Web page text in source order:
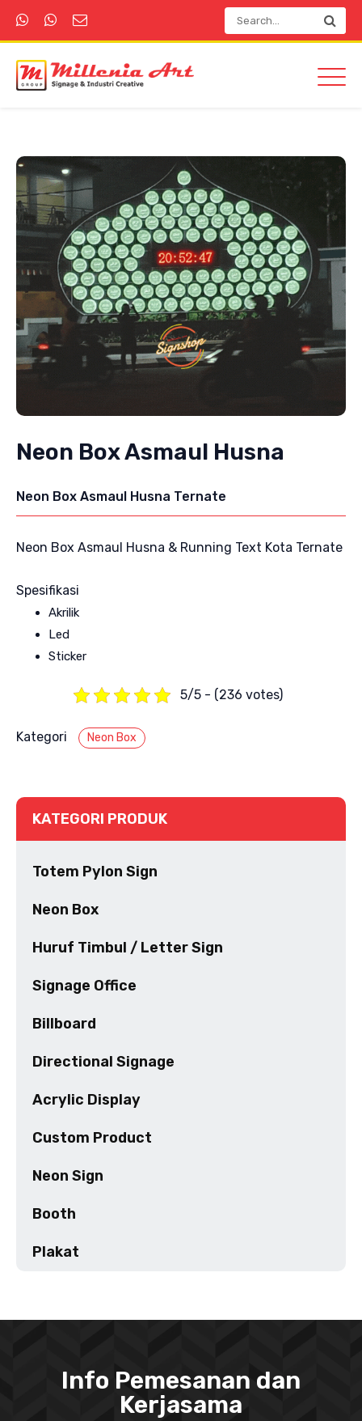
Neon Box Asmaul Husna
Neon Box Asmaul Husna Ternate
Neon Box Asmaul Husna & Running Text Kota Ternate
Spesifikasi
Akrilik
Led
Sticker
5/5 - (236 votes)
Kategori Neon Box
KATEGORI PRODUK
Totem Pylon Sign
Neon Box
Huruf Timbul / Letter Sign
Signage Office
Billboard
Directional Signage
Acrylic Display
Custom Product
Neon Sign
Booth
Plakat
Info Pemesanan dan
Kerjasama